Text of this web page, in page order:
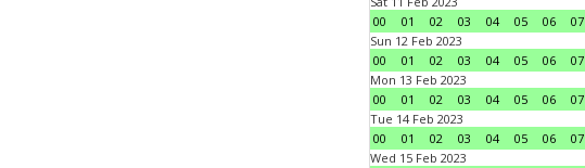
00
01 02 03 04 05 06 07
Sun 12 Feb 2023
00
01 02 03 04 05 06 07
Mon 13 Feb 2023
00
01 02 03 04 05 06 07
Tue 14 Feb 2023
00
01 02 03 04 05 06 07
Wed 15 Feb 2023